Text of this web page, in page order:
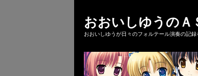
おおいしゆうの
おおいしゆうが日々のフォルテール演奏の記